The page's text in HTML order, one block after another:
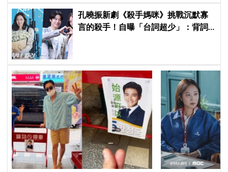
孔曉振新劇《殺手媽咪》挑戰沉默寡
言的殺手！自曝「台詞超少」：背詞